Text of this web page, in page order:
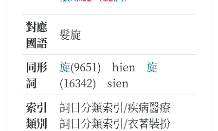
對應
國語
髮旋
同形
詞
旋(9651) hien 旋
(16342) sien
索引
類別
詞目分類索引/疾病醫療
詞目分類索引/衣著裝扮